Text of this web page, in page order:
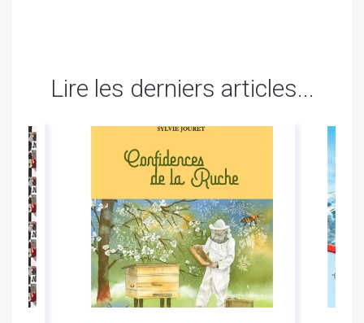
Lire les derniers articles...